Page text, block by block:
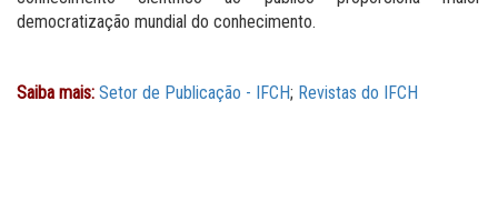
democratização mundial do conhecimento.
Saiba mais: Setor de Publicação - IFCH; Revistas do IFCH